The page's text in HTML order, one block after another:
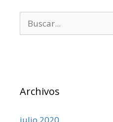
Archivos